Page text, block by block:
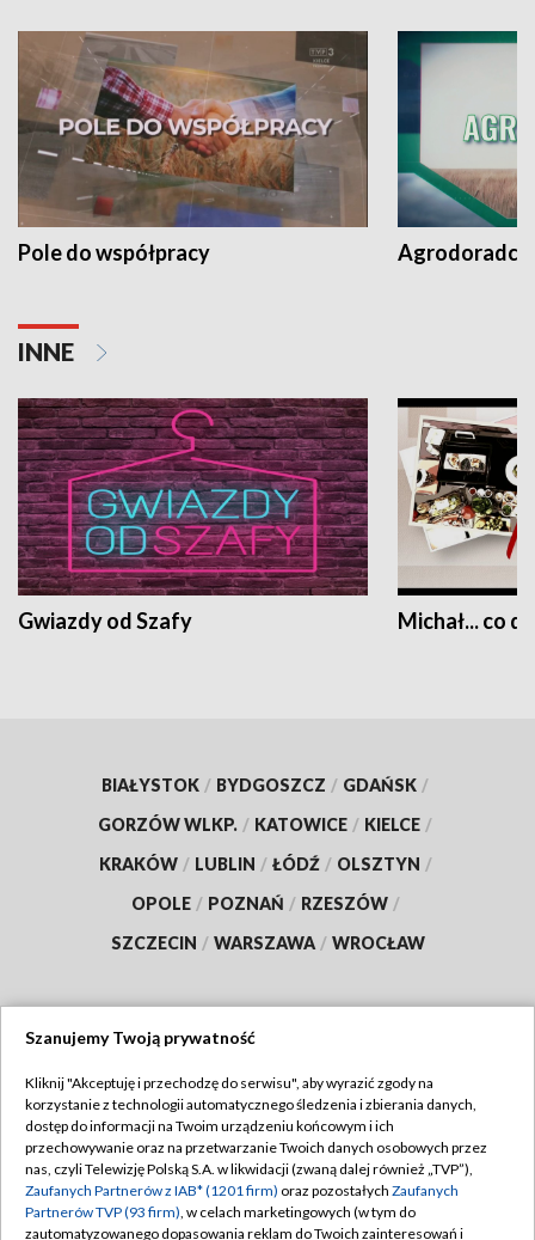
Pole do współpracy Agrodoradcy
INNE
Gwiazdy od Szafy Michał... co
BIAŁYSTOK / BYDGOSZCZ / GDAŃSK /
GORZÓW WLKP. / KATOWICE / KIELCE /
KRAKÓW / LUBLIN / ŁÓDŹ / OLSZTYN /
OPOLE / POZNAŃ / RZESZÓW /
SZCZECIN / WARSZAWA / WROCŁAW
TVP
Abonament TVP
Emisja w TVP
Centrum informacji TVP
Regulamin TVP
Polityka prywatności
Moje zgody
Szanujemy Twoją prywatność
Kliknij "Akceptuję i przechodzę do serwisu", aby wyrazić zgody na
korzystanie z technologii automatycznego śledzenia i zbierania danych,
dostęp do informacji na Twoim urządzeniu końcowym i ich
przechowywanie oraz na przetwarzanie Twoich danych osobowych przez
nas, czyli Telewizję Polską S.A. w likwidacji (zwaną dalej również „TVP”),
Zaufanych Partnerów z IAB* (1201 firm) oraz pozostałych Zaufanych
Partnerów TVP (93 firm), w celach marketingowych (w tym do
zautomatyzowanego dopasowania reklam do Twoich zainteresowań i